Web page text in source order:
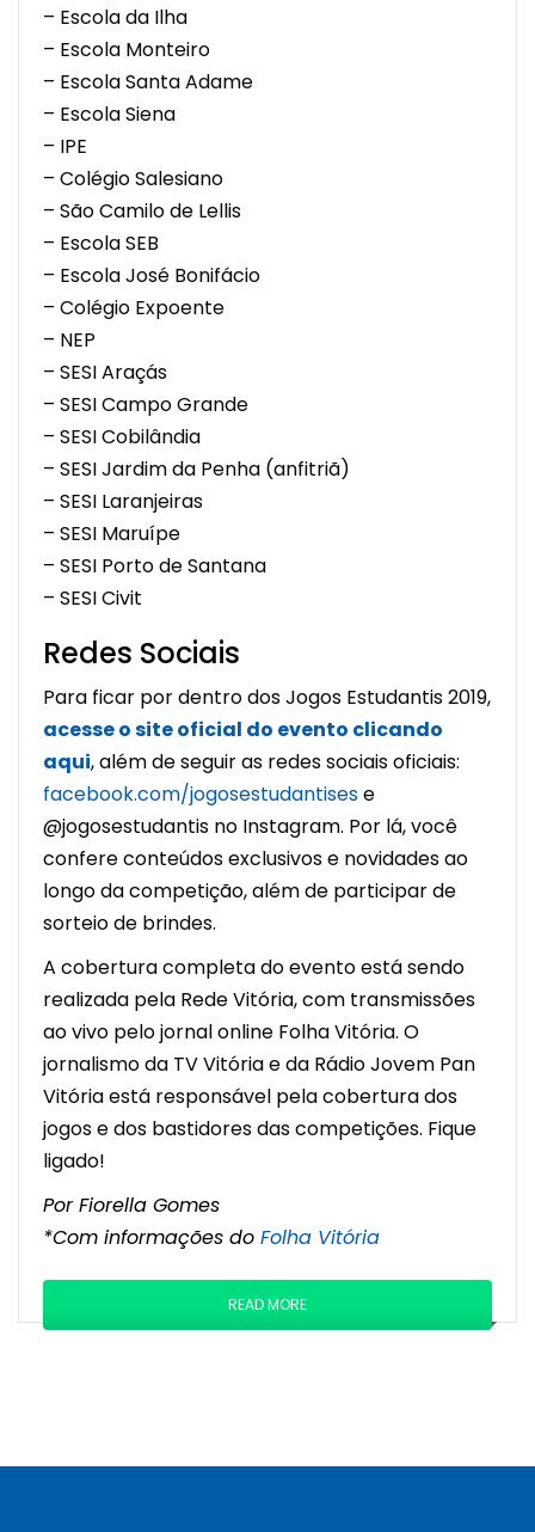
– Escola da Ilha
– Escola Monteiro
– Escola Santa Adame
– Escola Siena
– IPE
– Colégio Salesiano
– São Camilo de Lellis
– Escola SEB
– Escola José Bonifácio
– Colégio Expoente
– NEP
– SESI Araçás
– SESI Campo Grande
– SESI Cobilândia
– SESI Jardim da Penha (anfitriã)
– SESI Laranjeiras
– SESI Maruípe
– SESI Porto de Santana
– SESI Civit
Redes Sociais
Para ficar por dentro dos Jogos Estudantis 2019,
acesse o site oficial do evento clicando
aqui, além de seguir as redes sociais oficiais:
facebook.com/jogosestudantisese
@jogosestudantis no Instagram. Por lá, você
confere conteúdos exclusivos e novidades ao
longo da competição, além de participar de
sorteio de brindes.
A cobertura completa do evento está sendo
realizada pela Rede Vitória, com transmissões
ao vivo pelo jornal online Folha Vitória. O
jornalismo da TV Vitória e da Rádio Jovem Pan
Vitória está responsável pela cobertura dos
jogos e dos bastidores das competições. Fique
ligado!
Por Fiorella Gomes
*Com informações do Folha Vitória
READ MORE